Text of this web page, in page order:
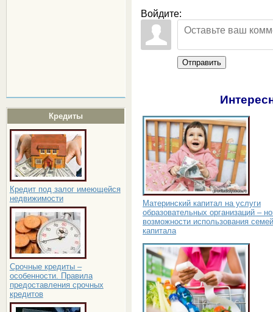
Кредиты
Кредит под залог имеющейся
недвижимости
Срочные кредиты –
особенности. Правила
предоставления срочных
кредитов
Войдите:
Отправить
Материнский капитал на услуги
образовательных организаций –
возможности использования
капитала